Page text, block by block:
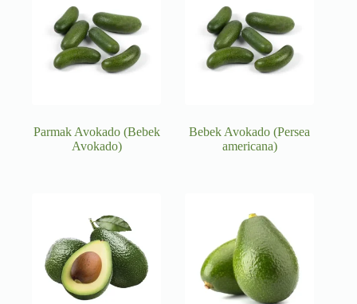
Parmak Avokado (Bebek
Avokado)
Bebek Avokado (Persea
americana)